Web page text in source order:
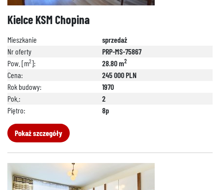
Kielce KSM Chopina
Mieszkanie
sprzedaż
Nr oferty
PRP-MS-75867
Pow. [m2]: 28.80 m2
Cena:
245 000 PLN
Rok budowy:
1970
Pok.:
2
Piętro:
8p
Pokaż szczegóły